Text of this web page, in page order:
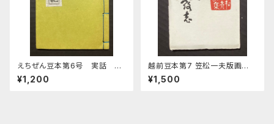
えちぜん豆本第6号 実話 越
前太閤記
¥1,200
越前豆本第7 笠松一夫版画
集 愛郷余露志
¥1,500